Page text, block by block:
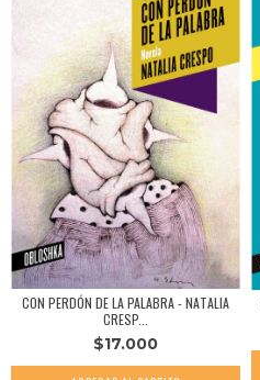
CON PERDÓN DE LA PALABRA - NATALIA
CRESP...
$17.000